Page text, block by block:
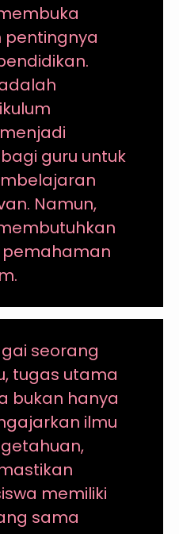
guru untuk
Namun,
seorang
tugas utama
bukan hanya
ilmu
memiliki
sama